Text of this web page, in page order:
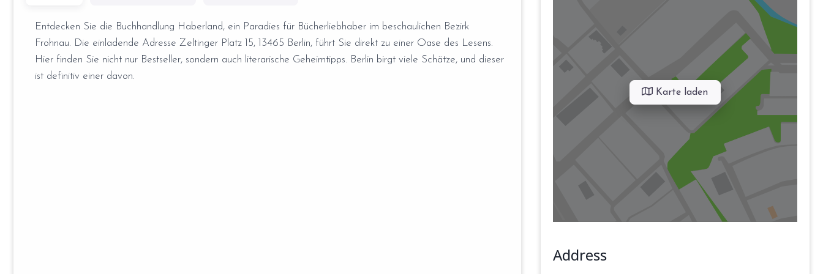
Entdecken Sie die Buchhandlung Haberland, ein Paradies für Bücherliebhaber im beschaulichen Bezirk
Frohnau. Die einladende Adresse Zeltinger Platz 15, 13465 Berlin, führt Sie direkt zu einer Oase des Lesens.
Hier finden Sie nicht nur Bestseller, sondern auch literarische Geheimtipps. Berlin birgt viele Schätze, und dieser
ist definitiv einer davon.
Karte laden
Address